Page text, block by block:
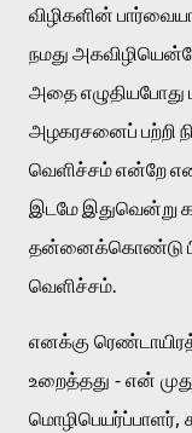
விழிகளின்
நமது
அதை எழுதியபோது
அழகரசனைப் பற்றி
வெளிச்சம் என்றே
இடமே இதுவென்று
தன்னைக்கொண்டு
வெளிச்சம்.
எனக்கு
உறைத்தது - என்
மொழிபெயர்ப்பாளர்,